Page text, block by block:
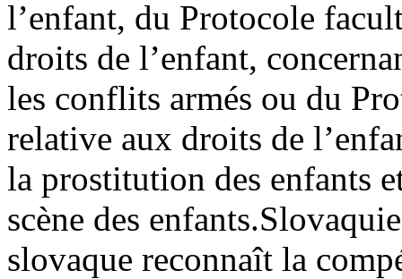
l’enfant, du Protocole
droits de l’enfant,
les conflits armés ou du
relative aux droits de
la prostitution des enfants
scène des enfants.Slovaquie
slovaque reconnaît la